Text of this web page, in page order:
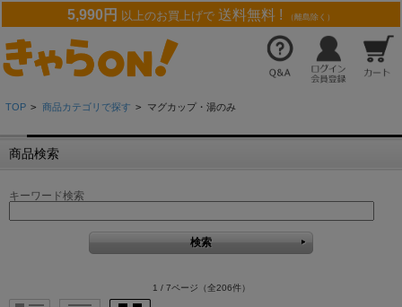
5,990円 以上のお買上げで 送料無料 ! （離島除く）
TOP > 商品カテゴリで探す > マグカップ・湯のみ
商品検索
キーワード検索
1 / 7ページ （全206件）